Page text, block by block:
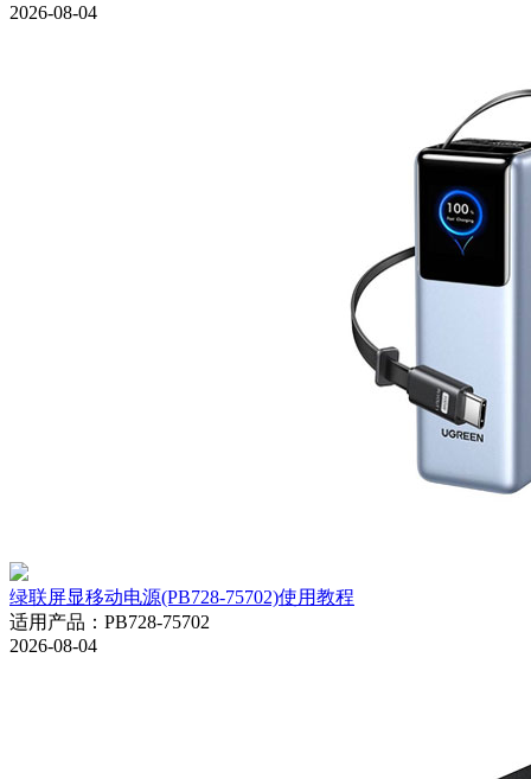
2026-08-04
绿联屏显移动电源(PB728-75702)使用教程
适用产品 ： PB728-75702
2026-08-04